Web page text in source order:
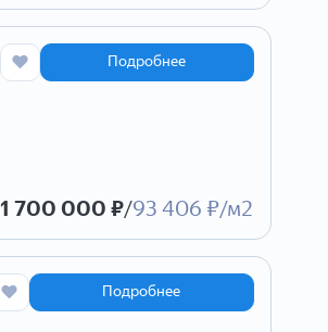
Подробнее
1 700 000 ₽/93 406 ₽/м2
Подробнее